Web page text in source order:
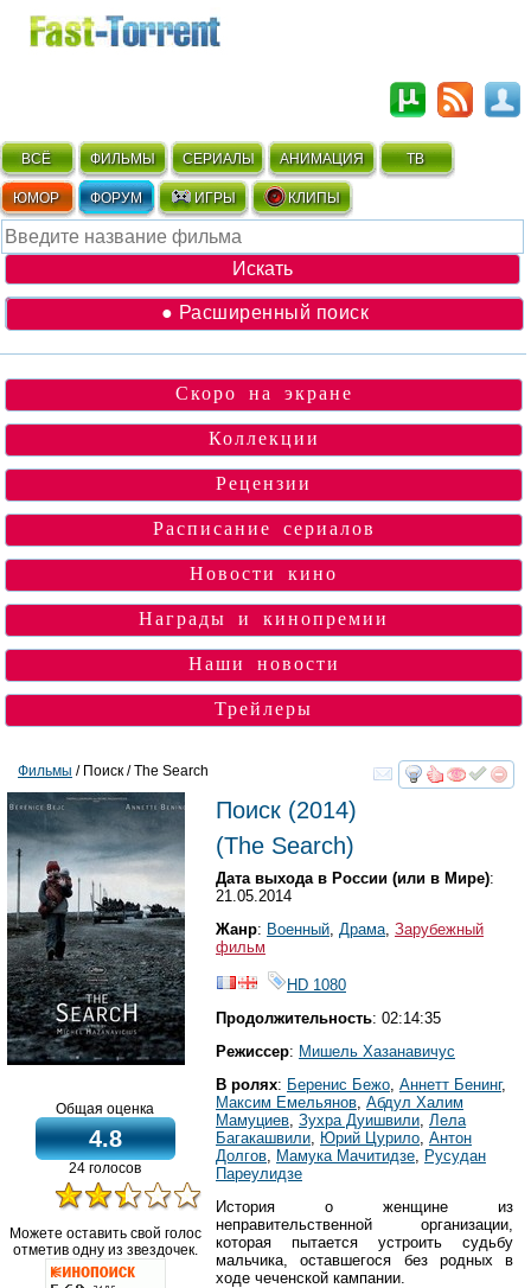
ВСЁ ФИЛЬМЫ СЕРИАЛЫ АНИМАЦИЯ ТВ
ЮМОР ФОРУМ ИГРЫ КЛИПЫ
● Расширенный поиск
Скоро на экране
Коллекции
Рецензии
Расписание сериалов
Новости кино
Награды и кинопремии
Наши новости
Трейлеры
смотреть
Фильмы / Поиск / The Search
Общая оценка
4.8
24 голосов
Можете оставить свой голос
отметив одну из звездочек.
Поиск (2014)
(The Search)
Дата выхода в России (или в Мире):
21.05.2014
Жанр: Военный Драма Зарубежный
фильм
HD 1080
Продолжительность: 02:14:35
Режиссер: Мишель Хазанавичус
В ролях: Беренис Бежо Аннетт Бенинг,
Максим Емельянов Абдул Халим
Мамуциев Зухра Дуишвили Лела
Багакашвили
Юрий Цурило Антон
Долгов
Мамука Мачитидзе
Русудан
Пареулидзе
История о женщине из
неправительственной организации,
которая пытается устроить судьбу
мальчика, оставшегося без родных в
ходе чеченской кампании.